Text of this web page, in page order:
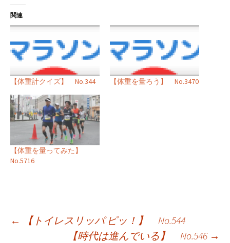
関連
【体重計クイズ】 No.344 【体重を量ろう】 No.3470
【体重を量ってみた】
No.5716
投←
【トイレスリッパ ピッ！】 No.544
【時代は進んでいる】 No.546 →